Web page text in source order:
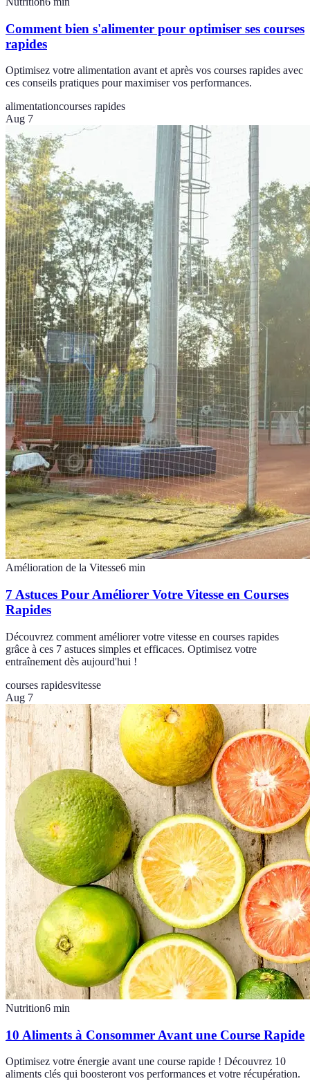
Comment bien s'alimenter pour optimiser ses courses
rapides
Optimisez votre alimentation avant et après vos courses rapides avec
ces conseils pratiques pour maximiser vos performances.
alimentationcourses rapides
Aug 7
Amélioration de la Vitesse6 min
7 Astuces Pour Améliorer Votre Vitesse en Courses
Rapides
Découvrez comment améliorer votre vitesse en courses rapides
grâce à ces 7 astuces simples et efficaces. Optimisez votre
entraînement dès aujourd'hui !
courses rapidesvitesse
Aug 7
Nutrition6 min
10 Aliments à Consommer Avant une Course Rapide
Optimisez votre énergie avant une course rapide ! Découvrez 10
aliments clés qui boosteront vos performances et votre récupération.